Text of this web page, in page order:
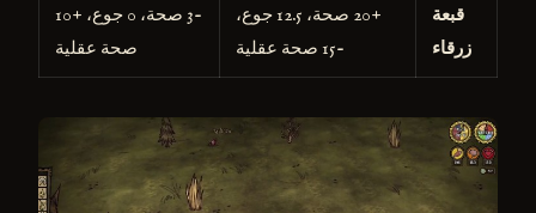
قبعة
زرقاء
+20 صحة، 12.5 جوع،
-15 صحة عقلية
-3 صحة، 0 جوع، +10
صحة عقلية